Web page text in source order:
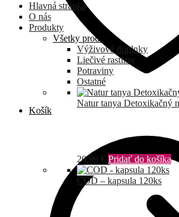
Košík
Hlavná stránka
O nás
Produkty
Všetky produkty
Výživové doplnky
Liečivé rastliny
Potraviny
Ostatné
Natur tanya Detoxikačný
20,99 € Pridať do košíka
COD – kapsula 120ks